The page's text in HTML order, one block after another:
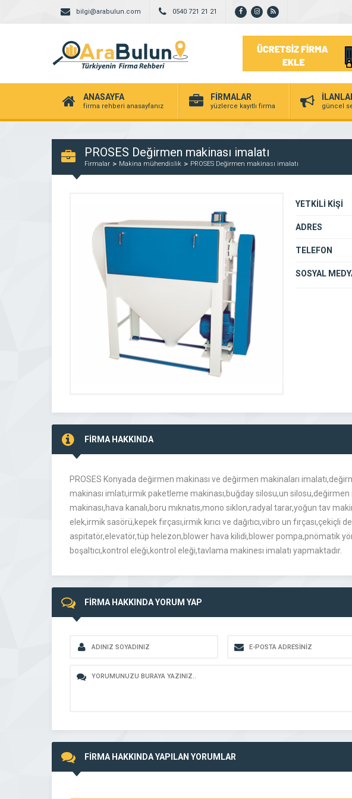
bilgi@arabulun.com 0540 721 21 21
ANASAYFA
firma rehberi anasayfanız
FİRMALAR
yüzlerce kayıtlı firma güncel
PROSES Değirmen makinası imalatı
Firmalar Makina mühendislik PROSES Değirmen makinası imalatı
YETKİLİ KİŞİ
ADRES
TELEFON
SOSYAL
FİRMA HAKKINDA
PROSES Konyada değirmen makinası ve değirmen makinaları
makinası imlatı,irmik paketleme makinası,buğday silosu,un
makinası,hava kanalı,boru mıknatıs,mono siklon,radyal tarar,yoğun tav
elek,irmik sasörü,kepek fırçası,irmik kırıcı ve dağıtıcı,vibro un
aspitatör,elevatör,tüp helezon,blower hava kilidi,blower pompa,pnömatik
boşaltıcı,kontrol eleği,kontrol eleği,tavlama makinesı imalatı yapmaktadır.
FİRMA HAKKINDA YORUM YAP
FİRMA HAKKINDA YAPILAN YORUMLAR